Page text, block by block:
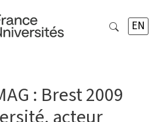
EN
: Brest 2009